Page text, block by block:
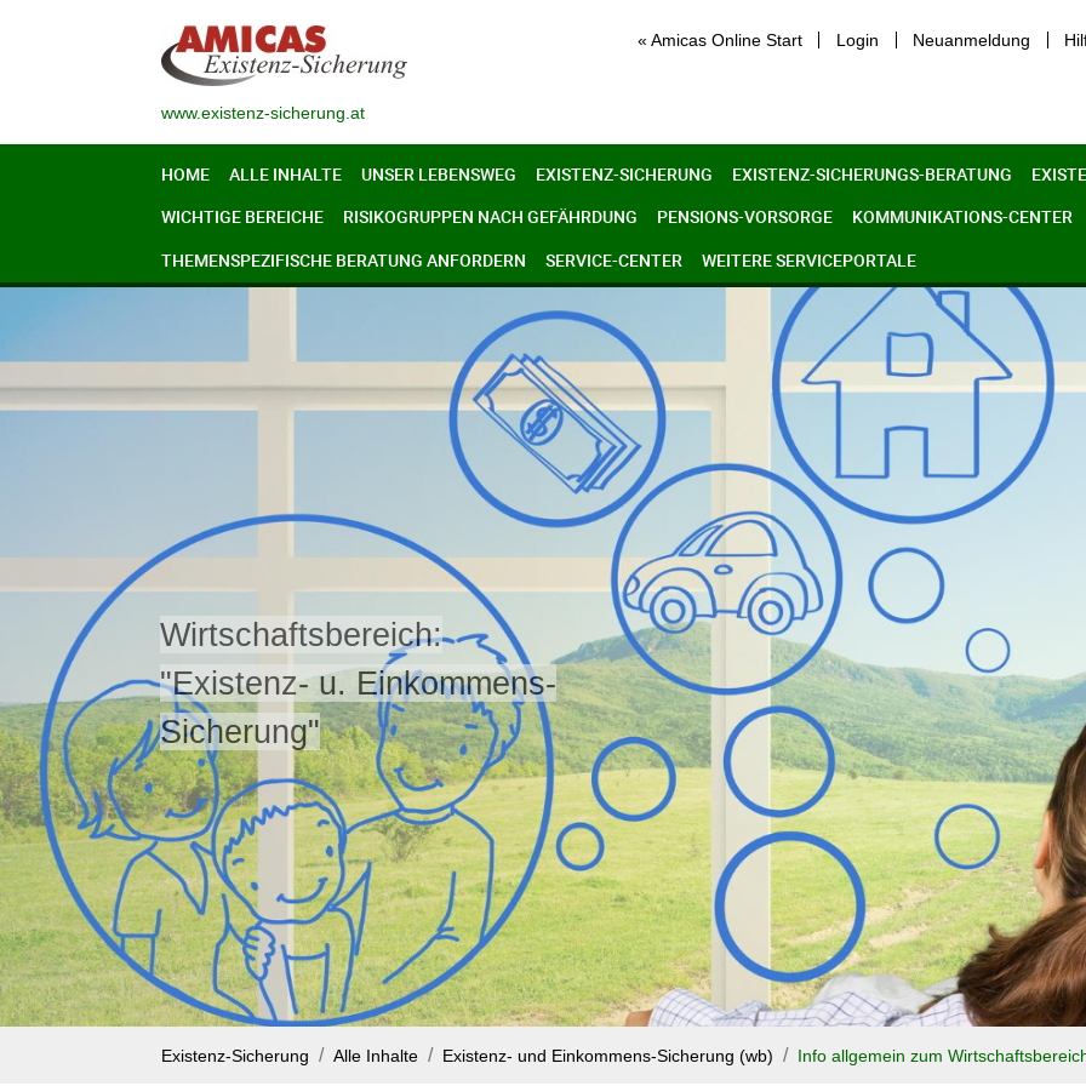
« Amicas Online Start Login Neuanmeldung
www.existenz-sicherung.at
HOME ALLE INHALTE UNSER LEBENSWEG EXISTENZ-SICHERUNG EXISTENZ-SICHERUNGS-BERATUNG
WICHTIGE BEREICHE
RISIKOGRUPPEN NACH GEFÄHRDUNG PENSIONS-VORSORGE
KOMMUNIKATIONS-CENTER
THEMENSPEZIFISCHE BERATUNG ANFORDERN
SERVICE-CENTER WEITERE SERVICEPORTALE
Wirtschaftsbereich:
"Existenz- u. Einkommens-
Sicherung"
Existenz-Sicherung Alle Inhalte Existenz- und Einkommens-Sicherung (wb) Info allgemein zum